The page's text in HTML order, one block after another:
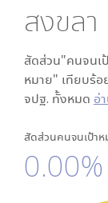
สงขลา
สัดส่วน"คนจนเ
หมาย" เทียบร้อ
จปฐ. ทั้งหมด อ่
สัดส่วนคนจนเป้าห
0.00%